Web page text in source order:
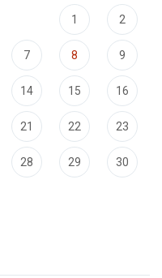
1 2
7 8 9
14 15 16
21 22 23
28 29 30